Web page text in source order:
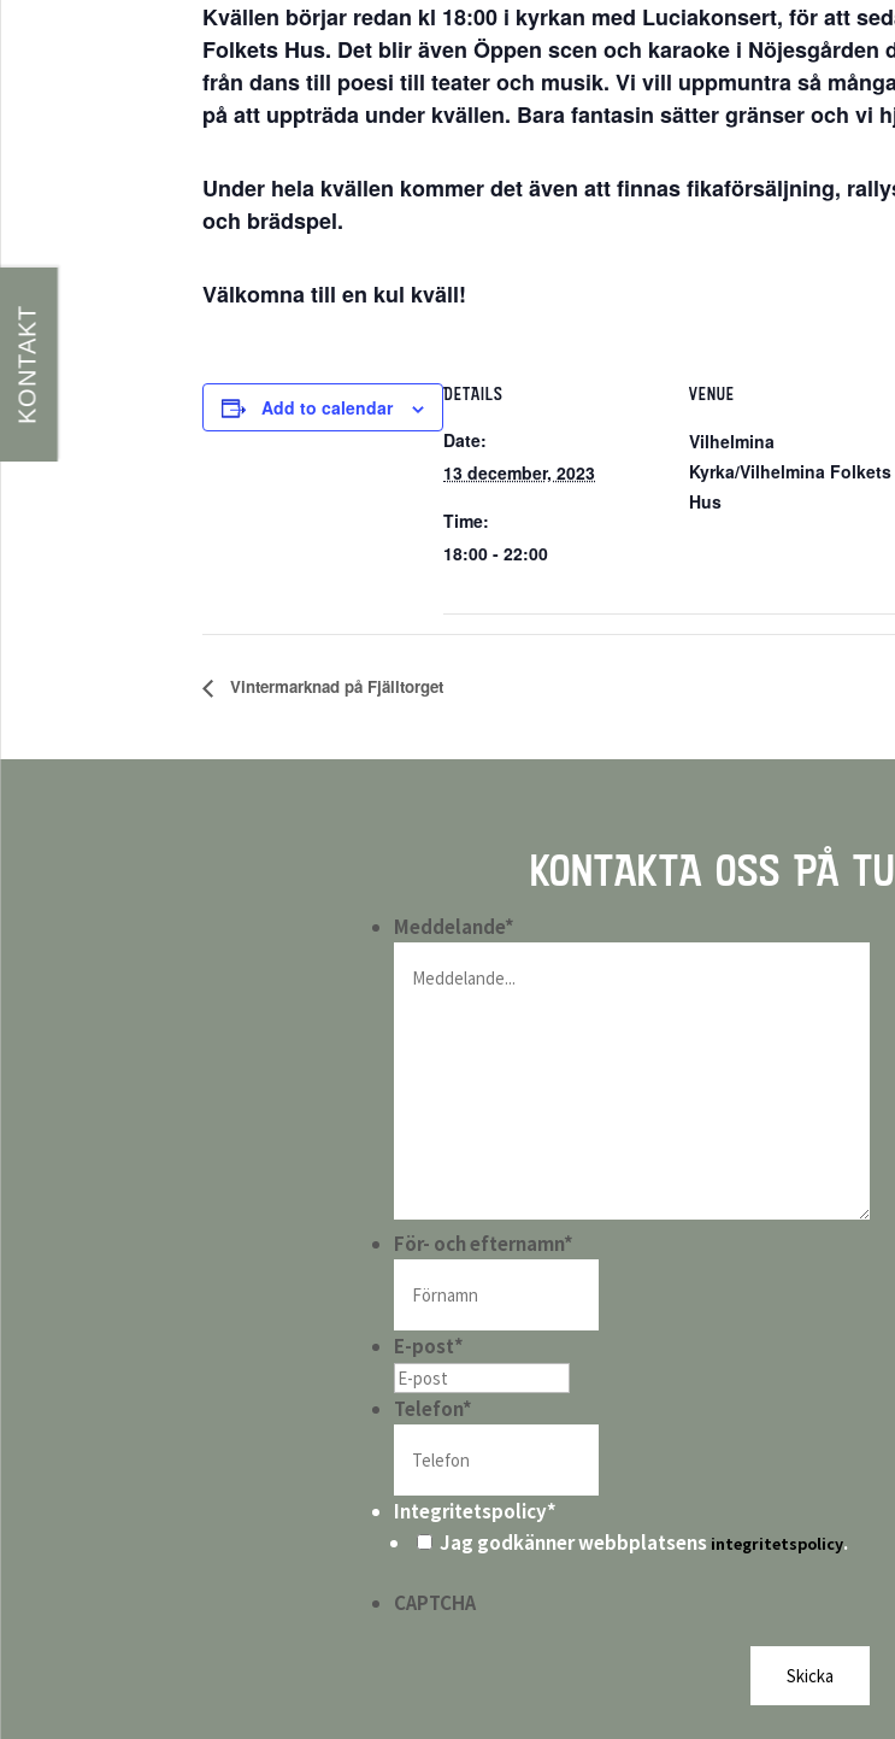
Kvällen börjar redan kl 18:00 i kyrkan med Luciakonsert, för att
Folkets Hus. Det blir även Öppen scen och karaoke i
från dans till poesi till teater och musik. Vi vill uppmuntra så
på att uppträda under kvällen. Bara fantasin sätter gränser och vi
Under hela kvällen kommer det även att finnas fikaförsäljning,
och brädspel.
Välkomna till en kul kväll!
Add to calendar
DETAILS
Date:
13 december, 2023
Time:
18:00 - 22:00
VENUE
Vilhelmina
Kyrka/Vilhelmina Folkets
Hus
Vintermarknad på Fjälltorget
KONTAKTA OSS PÅ
Meddelande*
För- och efternamn*
E-post*
Telefon*
Integritetspolicy*
Jag godkänner webbplatsens integritetspolicy.
CAPTCHA
KONTAKT